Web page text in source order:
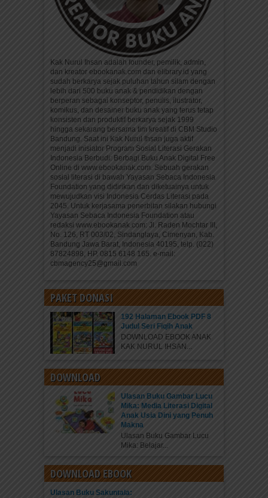
Kak Nurul Ihsan adalah founder, pemilik, admin,
dan kreator ebookanak.com dan elibrary.id yang
sudah berkarya sejak puluhan tahun silam dengan
lebih dari 500 buku anak & pendidikan dengan
berperan sebagai konseptor, penulis, ilustrator,
komikus, dan desainer buku anak yang terus tetap
konsisten dan produktif berkarya sejak 1999
hingga sekarang bersama tim kreatif di CBM Studio
Bandung. Saat ini Kak Nurul Ihsan juga aktif
menjadi inisiator Program Sosial Literasi Gerakan
Indonesia Berbudi: Berbagi Buku Anak Digital Free
Online di www.ebookanak.com. Sebuah gerakan
sosial literasi di bawah Yayasan Sebaca Indonesia
Foundation yang didirikan dan diketuainya untuk
mewujudkan visi Indonesia Cerdas Literasi pada
2045. Untuk kerjasama penerbitan silakan hubungi
Yayasan Sebaca Indonesia Foundation atau
redaksi www.ebookanak.com: Jl. Raden Mochtar III,
No. 126, RT 003/02, Sindanglaya, Cimenyan, Kab.
Bandung Jawa Barat, Indonesia 40195, telp. (022)
87824898, HP. 0815 6148 165. e-mail:
cbmagency25@gmail.com
PAKET DONASI
192 Halaman Ebook PDF 8
Judul Seri Fiqih Anak
DOWNLOAD EBOOK ANAK
KAK NURUL IHSAN...
DOWNLOAD
Ulasan Buku Gambar Lucu
Mika: Media Literasi Digital
Anak Usia Dini yang Penuh
Makna
Ulasan Buku Gambar Lucu
Mika: Belajar...
DOWNLOAD EBOOK
Ulasan Buku Sakuntala: